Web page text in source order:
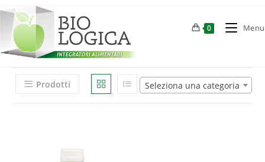
0 Menu
Seleziona una categoria
Prodotti